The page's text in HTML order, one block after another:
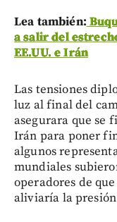
Lea también:
a salir del
EE.UU. e Irán
Las tensiones
luz al final del
asegurara que se
Irán para poner
algunos
mundiales
operadores de
aliviaría la